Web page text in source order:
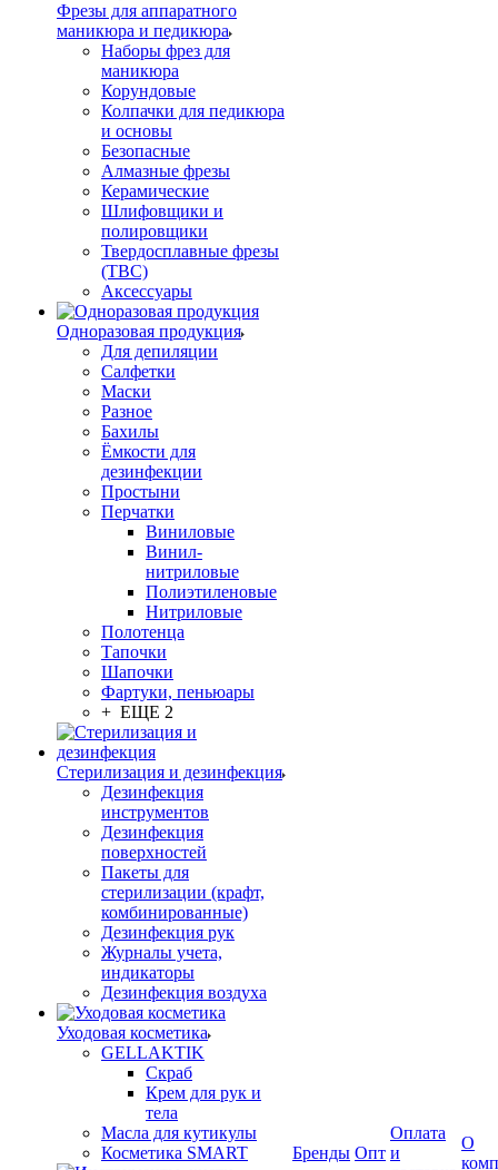
Фрезы для аппаратного
маникюра и педикюра
Наборы фрез для
маникюра
Корундовые
Колпачки для педикюра
и основы
Безопасные
Алмазные фрезы
Керамические
Шлифовщики и
полировщики
Твердосплавные фрезы
(ТВС)
Аксессуары
Одноразовая продукция
Для депиляции
Салфетки
Маски
Разное
Бахилы
Ёмкости для
дезинфекции
Простыни
Перчатки
Виниловые
Винил-
нитриловые
Полиэтиленовые
Нитриловые
Полотенца
Тапочки
Шапочки
Фартуки, пеньюары
+ ЕЩЕ 2
Стерилизация и дезинфекция
Дезинфекция
инструментов
Дезинфекция
поверхностей
Пакеты для
стерилизации (крафт,
комбинированные)
Дезинфекция рук
Журналы учета,
индикаторы
Дезинфекция воздуха
Уходовая косметика
GELLAKTIK
Скраб
Крем для рук и
тела
Масла для кутикулы
Косметика SMART
Бренды Опт
Оплата
и
О